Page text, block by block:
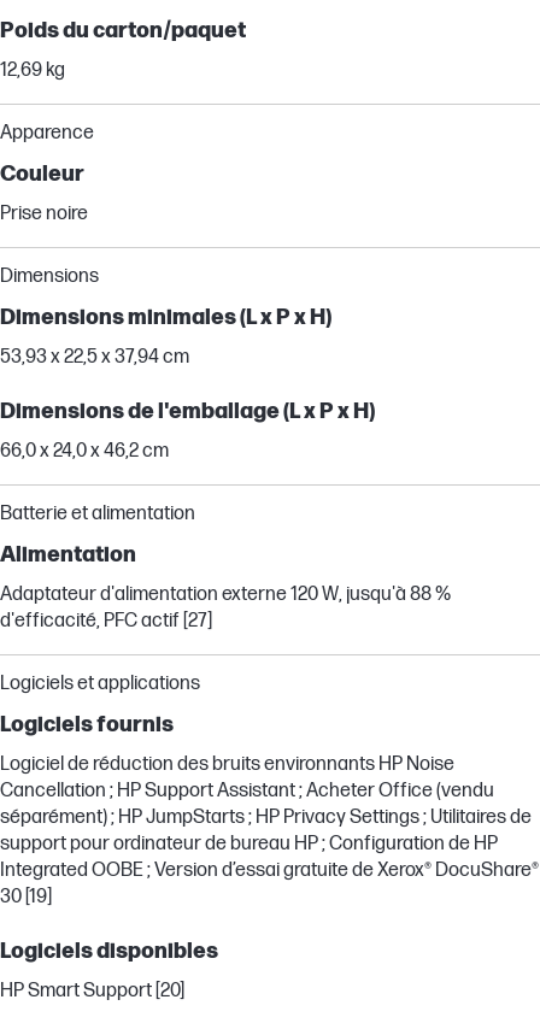
Poids du carton/paquet
12,69 kg
Apparence
Couleur
Prise noire
Dimensions
Dimensions minimales (L x P x H)
53,93 x 22,5 x 37,94 cm
Dimensions de l'emballage (L x P x H)
66,0 x 24,0 x 46,2 cm
Batterie et alimentation
Alimentation
Adaptateur d'alimentation externe 120 W, jusqu'à 88 %
d'efficacité, PFC actif [27]
Logiciels et applications
Logiciels fournis
Logiciel de réduction des bruits environnants HP Noise
Cancellation ; HP Support Assistant ; Acheter Office (vendu
séparément) ; HP JumpStarts ; HP Privacy Settings ; Utilitaires de
support pour ordinateur de bureau HP ; Configuration de HP
Integrated OOBE ; Version d’essai gratuite de Xerox® DocuShare®
30 [19]
Logiciels disponibles
HP Smart Support [20]